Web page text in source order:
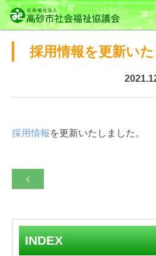
INDEX
採用情報を更新いた
採用情報 を更新いたしました。
